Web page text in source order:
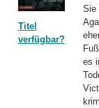
Titel
verfügbar?
Sie
es